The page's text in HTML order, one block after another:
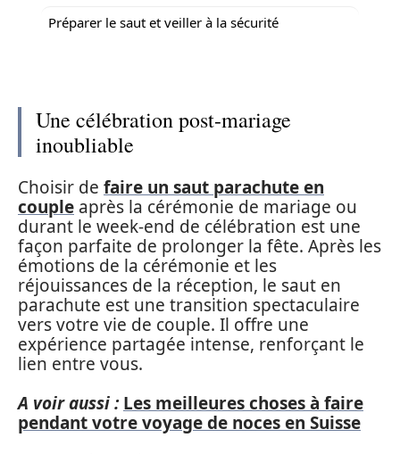
Préparer le saut et veiller à la sécurité
Une célébration post-mariage
inoubliable
Choisir de faire un saut parachute en
couple après la cérémonie de mariage ou
durant le week-end de célébration est une
façon parfaite de prolonger la fête. Après les
émotions de la cérémonie et les
réjouissances de la réception, le saut en
parachute est une transition spectaculaire
vers votre vie de couple. Il offre une
expérience partagée intense, renforçant le
lien entre vous.
A voir aussi : Les meilleures choses à faire
pendant votre voyage de noces en Suisse